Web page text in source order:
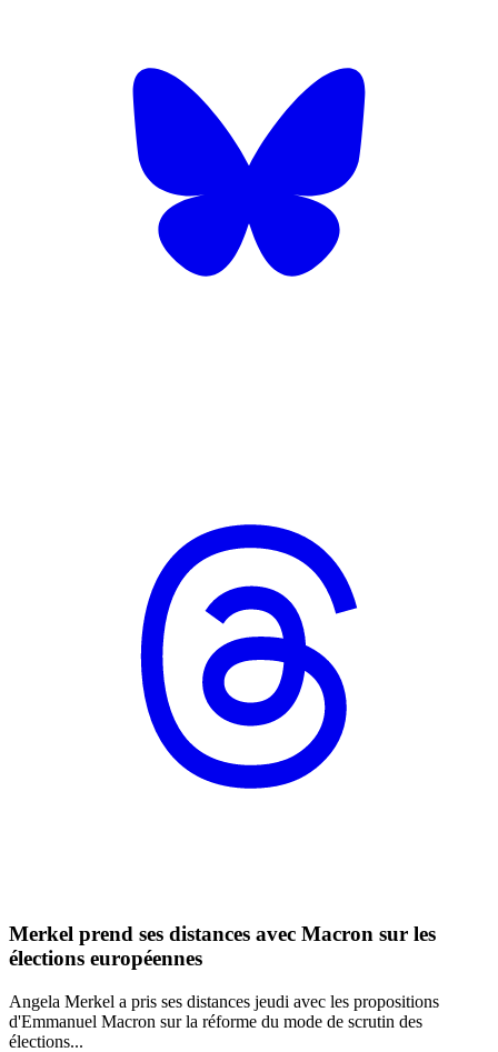
Merkel prend ses distances avec Macron sur les
élections européennes
Angela Merkel a pris ses distances jeudi avec les propositions
d'Emmanuel Macron sur la réforme du mode de scrutin des
élections...